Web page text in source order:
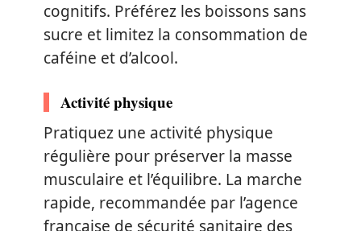
cognitifs. Préférez les boissons sans
sucre et limitez la consommation de
caféine et d’alcool.
Activité physique
Pratiquez une activité physique
régulière pour préserver la masse
musculaire et l’équilibre. La marche
rapide, recommandée par l’agence
française de sécurité sanitaire des